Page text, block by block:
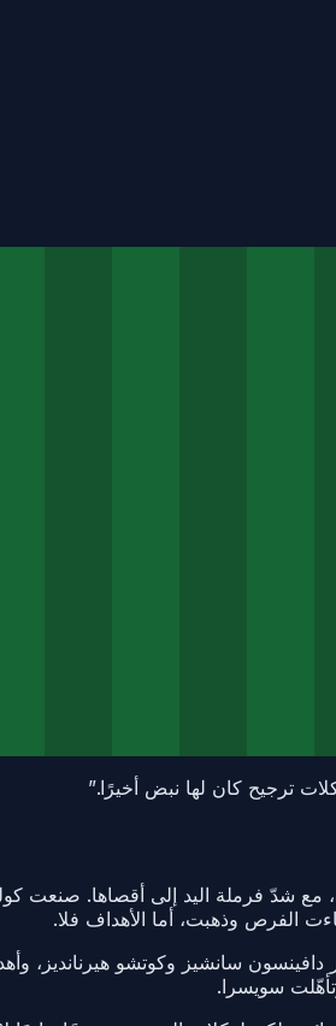
ترجيح كان لها نبض أخيرًا.”
شدّ فرملة اليد إلى أقصاها. صنعت
الفرص وذهبت، أما الأهداف فلا.
سانشيز وكوتشو هيرنانديز،
سويسرا.